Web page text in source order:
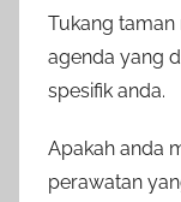
Tukang
agenda yang
spesifik anda.
Apakah anda
perawatan